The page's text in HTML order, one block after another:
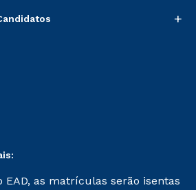
+
EAD, as matrículas serão isentas